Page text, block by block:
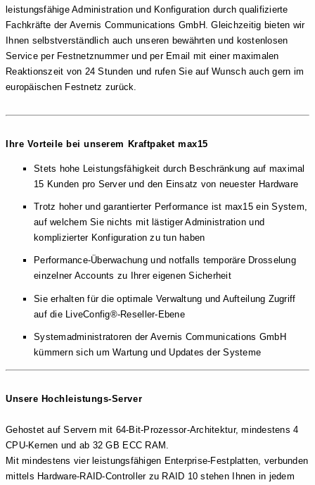
leistungsfähige Administration und Konfiguration durch qualifizierte
Fachkräfte der Avernis Communications GmbH. Gleichzeitig bieten wir
Ihnen selbstverständlich auch unseren bewährten und kostenlosen
Service per Festnetznummer und per Email mit einer maximalen
Reaktionszeit von 24 Stunden und rufen Sie auf Wunsch auch gern im
europäischen Festnetz zurück.
Ihre Vorteile bei unserem Kraftpaket max15
Stets hohe Leistungsfähigkeit durch Beschränkung auf maximal
15 Kunden pro Server und den Einsatz von neuester Hardware
Trotz hoher und garantierter Performance ist max15 ein System,
auf welchem Sienichts mit lästiger Administration und
komplizierter Konfiguration zu tun haben
Performance-Überwachung und notfalls temporäre Drosselung
einzelner Accounts zu Ihrer eigenen Sicherheit
Sie erhalten für die optimale Verwaltung und Aufteilung Zugriff
auf die LiveConfig®-Reseller-Ebene
Systemadministratoren der Avernis Communications GmbH
kümmern sich um Wartung und Updates der Systeme
Unsere Hochleistungs-Server
Gehostet auf Servern mit 64-Bit-Prozessor-Architektur, mindestens 4
CPU-Kernen und ab 32 GB ECC RAM.
Mit mindestens vier leistungsfähigen Enterprise-Festplatten, verbunden
mittels Hardware-RAID-Controller zu RAID 10 stehen Ihnen in jedem